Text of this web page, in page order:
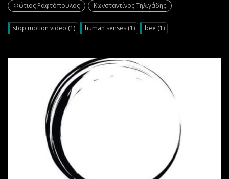
Φώτιος Ραφτόπουλος
Κωνσταντίνος Τηλιγάδης
stop motion video (1) human senses (1) bee (1)